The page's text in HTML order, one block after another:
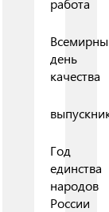
работа
день
качества
Год
единства
народов
России